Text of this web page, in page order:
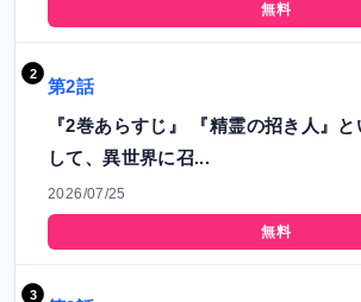
無料
第2話
『2巻あらすじ』 『精霊の招き人』
して、異世界に召...
2026/07/25
無料